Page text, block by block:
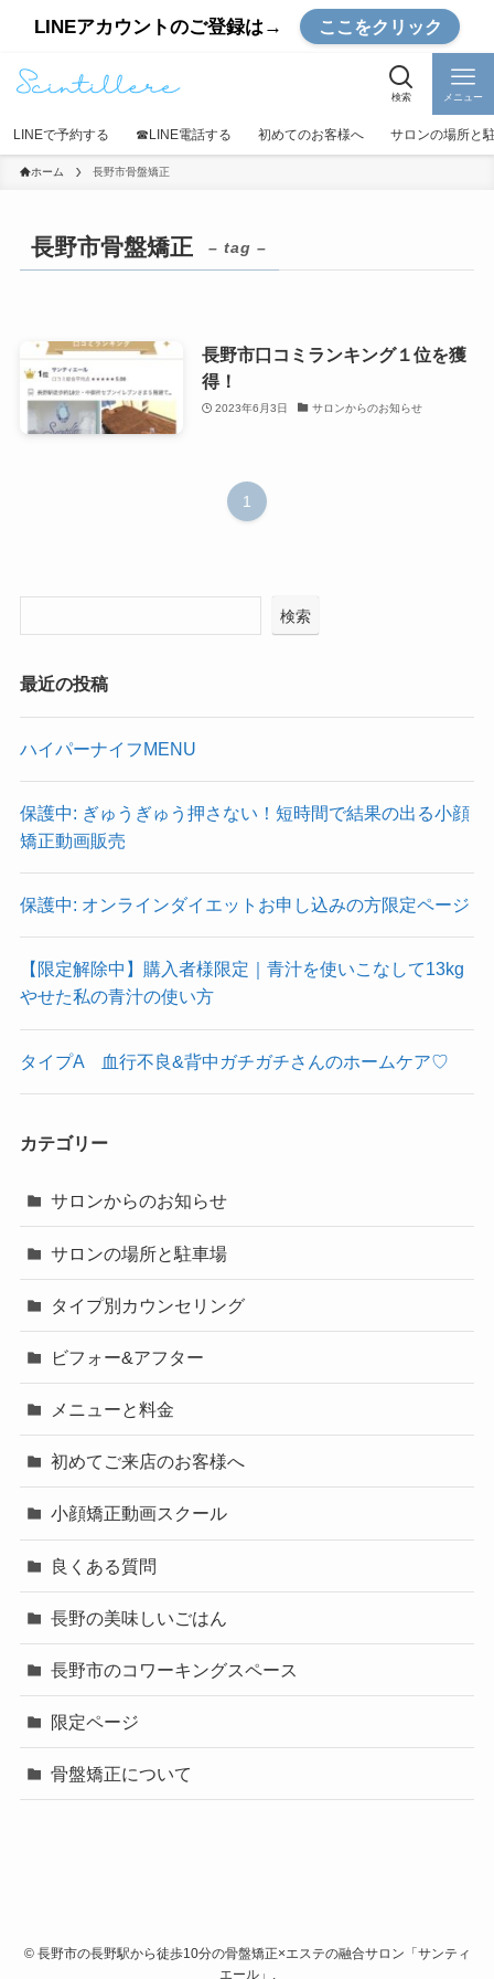
LINEアカウントのご登録は→ ここをクリック
検索 メニュー
LINEで予約する ☎︎LINE電話する 初めてのお客様へ サロンの場所と
ホーム 長野市骨盤矯正
長野市骨盤矯正 – tag –
長野市口コミランキング１位を獲
得！
2023年6月3日 サロンからのお知らせ
1
検索
最近の投稿
ハイパーナイフMENU
保護中: ぎゅうぎゅう押さない！短時間で結果の出る小顔
矯正動画販売
保護中: オンラインダイエットお申し込みの方限定ページ
【限定解除中】購入者様限定｜青汁を使いこなして13kg
やせた私の青汁の使い方
タイプA 血行不良&背中ガチガチさんのホームケア♡
カテゴリー
サロンからのお知らせ
サロンの場所と駐車場
タイプ別カウンセリング
ビフォー&アフター
メニューと料金
初めてご来店のお客様へ
小顔矯正動画スクール
良くある質問
長野の美味しいごはん
長野市のコワーキングスペース
限定ページ
骨盤矯正について
©長野市の長野駅から徒歩10分の骨盤矯正×エステの融合サロン「サンティ
エール」.